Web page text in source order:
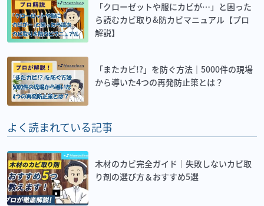
「クローゼットや服にカビが…」と困った
ら読むカビ取り&防カビマニュアル【プロ
解説】
「またカビ!?」を防ぐ方法｜5000件の現場
から導いた4つの再発防止策とは？
よく読まれている記事
木材のカビ完全ガイド｜失敗しないカビ取
り剤の選び方＆おすすめ5選